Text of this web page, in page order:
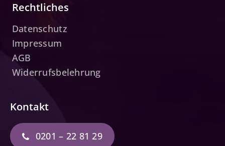
Kontakt
0201 – 22 81 29
Rechtliches
Datenschutz
Impressum
AGB
Widerrufsbelehrung